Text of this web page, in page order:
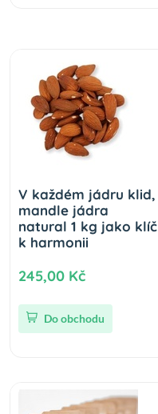
V každém jádru klid,
mandle jádra
natural 1 kg jako klíč
k harmonii
245,00 Kč
Do obchodu